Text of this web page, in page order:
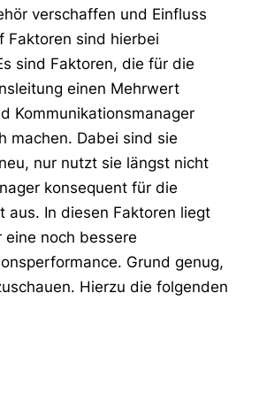
verschaffen und Einfluss
Faktoren sind hierbei
sind Faktoren, die für die
einen Mehrwert
Kommunikationsmanager
machen. Dabei sind sie
nur nutzt sie längst nicht
konsequent für die
aus. In diesen Faktoren liegt
eine noch bessere
Grund genug,
Hierzu die folgenden